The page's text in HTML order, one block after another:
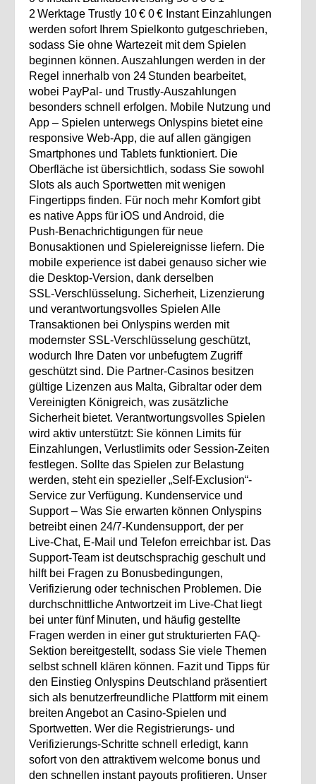
2 Werktage Trustly 10 € 0 € Instant Einzahlungen
werden sofort Ihrem Spielkonto gutgeschrieben,
sodass Sie ohne Wartezeit mit dem Spielen
beginnen können. Auszahlungen werden in der
Regel innerhalb von 24 Stunden bearbeitet,
wobei PayPal‑ und Trustly‑Auszahlungen
besonders schnell erfolgen. Mobile Nutzung und
App – Spielen unterwegs Onlyspins bietet eine
responsive Web‑App, die auf allen gängigen
Smartphones und Tablets funktioniert. Die
Oberfläche ist übersichtlich, sodass Sie sowohl
Slots als auch Sportwetten mit wenigen
Fingertipps finden. Für noch mehr Komfort gibt
es native Apps für iOS und Android, die
Push‑Benachrichtigungen für neue
Bonusaktionen und Spielereignisse liefern. Die
mobile experience ist dabei genauso sicher wie
die Desktop‑Version, dank derselben
SSL‑Verschlüsselung. Sicherheit, Lizenzierung
und verantwortungsvolles Spielen Alle
Transaktionen bei Onlyspins werden mit
modernster SSL‑Verschlüsselung geschützt,
wodurch Ihre Daten vor unbefugtem Zugriff
geschützt sind. Die Partner‑Casinos besitzen
gültige Lizenzen aus Malta, Gibraltar oder dem
Vereinigten Königreich, was zusätzliche
Sicherheit bietet. Verantwortungsvolles Spielen
wird aktiv unterstützt: Sie können Limits für
Einzahlungen, Verlustlimits oder Session‑Zeiten
festlegen. Sollte das Spielen zur Belastung
werden, steht ein spezieller „Self‑Exclusion“-
Service zur Verfügung. Kundenservice und
Support – Was Sie erwarten können Onlyspins
betreibt einen 24/7‑Kundensupport, der per
Live‑Chat, E‑Mail und Telefon erreichbar ist. Das
Support‑Team ist deutschsprachig geschult und
hilft bei Fragen zu Bonusbedingungen,
Verifizierung oder technischen Problemen. Die
durchschnittliche Antwortzeit im Live‑Chat liegt
bei unter fünf Minuten, und häufig gestellte
Fragen werden in einer gut strukturierten FAQ-
Sektion bereitgestellt, sodass Sie viele Themen
selbst schnell klären können. Fazit und Tipps für
den Einstieg Onlyspins Deutschland präsentiert
sich als benutzerfreundliche Plattform mit einem
breiten Angebot an Casino‑Spielen und
Sportwetten. Wer die Registrierungs‑ und
Verifizierungs‑Schritte schnell erledigt, kann
sofort von den attraktivem welcome bonus und
den schnellen instant payouts profitieren. Unser